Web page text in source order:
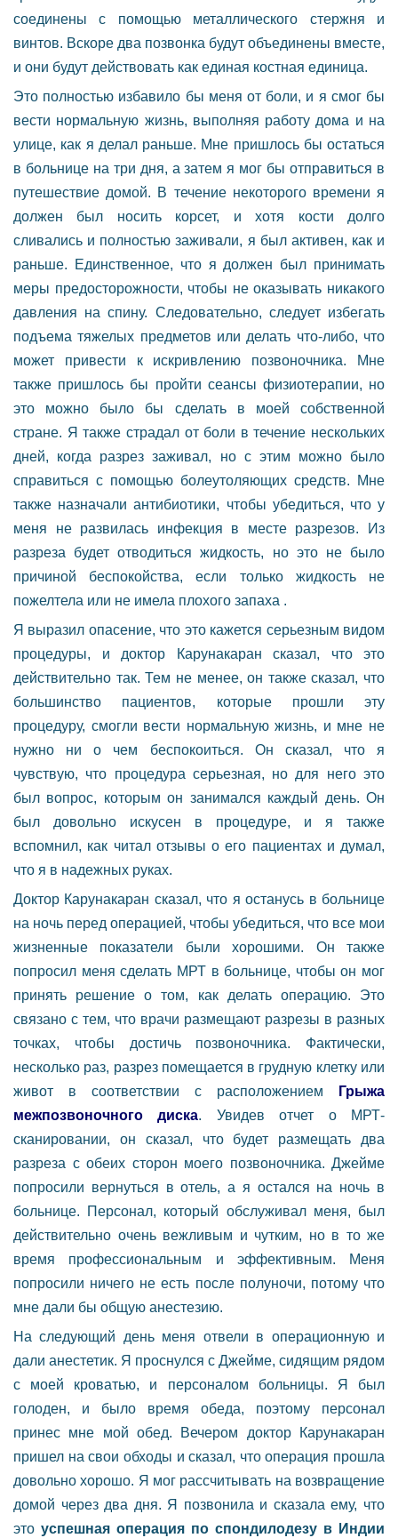
соединены с помощью металлического стержня и
винтов. Вскоре два позвонка будут объединены вместе,
и они будут действовать как единая костная единица.
Это полностью избавило бы меня от боли, и я смог бы
вести нормальную жизнь, выполняя работу дома и на
улице, как я делал раньше. Мне пришлось бы остаться
в больнице на три дня, а затем я мог бы отправиться в
путешествие домой. В течение некоторого времени я
должен был носить корсет, и хотя кости долго
сливались и полностью заживали, я был активен, как и
раньше. Единственное, что я должен был принимать
меры предосторожности, чтобы не оказывать никакого
давления на спину. Следовательно, следует избегать
подъема тяжелых предметов или делать что-либо, что
может привести к искривлению позвоночника. Мне
также пришлось бы пройти сеансы физиотерапии, но
это можно было бы сделать в моей собственной
стране. Я также страдал от боли в течение нескольких
дней, когда разрез заживал, но с этим можно было
справиться с помощью болеутоляющих средств. Мне
также назначали антибиотики, чтобы убедиться, что у
меня не развилась инфекция в месте разрезов. Из
разреза будет отводиться жидкость, но это не было
причиной беспокойства, если только жидкость не
пожелтела или не имела плохого запаха .
Я выразил опасение, что это кажется серьезным видом
процедуры, и доктор Карунакаран сказал, что это
действительно так. Тем не менее, он также сказал, что
большинство пациентов, которые прошли эту
процедуру, смогли вести нормальную жизнь, и мне не
нужно ни о чем беспокоиться. Он сказал, что я
чувствую, что процедура серьезная, но для него это
был вопрос, которым он занимался каждый день. Он
был довольно искусен в процедуре, и я также
вспомнил, как читал отзывы о его пациентах и думал,
что я в надежных руках.
Доктор Карунакаран сказал, что я останусь в больнице
на ночь перед операцией, чтобы убедиться, что все мои
жизненные показатели были хорошими. Он также
попросил меня сделать МРТ в больнице, чтобы он мог
принять решение о том, как делать операцию. Это
связано с тем, что врачи размещают разрезы в разных
точках, чтобы достичь позвоночника. Фактически,
несколько раз, разрез помещается в грудную клетку или
живот в соответствии с расположением
Грыжа
межпозвоночного диска. Увидев отчет о МРТ-
сканировании, он сказал, что будет размещать два
разреза с обеих сторон моего позвоночника. Джейме
попросили вернуться в отель, а я остался на ночь в
больнице. Персонал, который обслуживал меня, был
действительно очень вежливым и чутким, но в то же
время профессиональным и эффективным. Меня
попросили ничего не есть после полуночи, потому что
мне дали бы общую анестезию.
На следующий день меня отвели в операционную и
дали анестетик. Я проснулся с Джейме, сидящим рядом
с моей кроватью, и персоналом больницы. Я был
голоден, и было время обеда, поэтому персонал
принес мне мой обед. Вечером доктор Карунакаран
пришел на свои обходы и сказал, что операция прошла
довольно хорошо. Я мог рассчитывать на возвращение
домой через два дня. Я позвонила и сказала ему, что
это успешная операция по спондилодезу в Индии